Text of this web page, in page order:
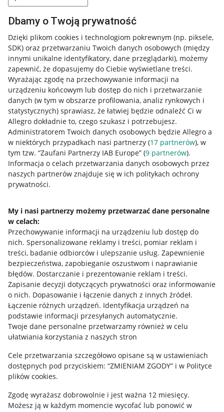
Dbamy o Twoją prywatność
Dzięki plikom cookies i technologiom pokrewnym (np. piksele,
SDK) oraz przetwarzaniu Twoich danych osobowych (między
innymi unikalne identyfikatory, dane przeglądarki), możemy
zapewnić, że dopasujemy do Ciebie wyświetlane treści.
Wyrażając zgodę na przechowywanie informacji na
urządzeniu końcowym lub dostęp do nich i przetwarzanie
danych (w tym w obszarze profilowania, analiz rynkowych i
statystycznych) sprawiasz, że łatwiej będzie odnaleźć Ci w
Allegro dokładnie to, czego szukasz i potrzebujesz.
Administratorem Twoich danych osobowych będzie Allegro a
w niektórych przypadkach nasi partnerzy (17 partnerów), w
tym tzw. “Zaufani Partnerzy IAB Europe” (9 partnerów).
Informacja o celach przetwarzania danych osobowych przez
naszych partnerów znajduje się w ich politykach ochrony
prywatności.
My i nasi partnerzy możemy przetwarzać dane personalne
w celach:
Przechowywanie informacji na urządzeniu lub dostęp do
nich. Spersonalizowane reklamy i treści, pomiar reklam i
treści, badanie odbiorców i ulepszanie usług. Zapewnienie
bezpieczeństwa, zapobieganie oszustwom i naprawianie
błędów. Dostarczanie i prezentowanie reklam i treści.
Zapisanie decyzji dotyczących prywatności oraz informowanie
o nich. Dopasowanie i łączenie danych z innych źródeł.
Łączenie różnych urządzeń. Identyfikacja urządzeń na
podstawie informacji przesyłanych automatycznie.
Twoje dane personalne przetwarzamy również w celu
ułatwiania korzystania z naszych stron
Cele przetwarzania szczegółowo opisane są w ustawieniach
dostępnych pod przyciskiem: “ZMIENIAM ZGODY” i w Polityce
plików cookies.
Zgodę wyrażasz dobrowolnie i jest ważna 12 miesięcy.
Możesz ją w każdym momencie wycofać lub ponowić w
Przydatne informacje
Jak to działa
Allegro Gadane dla sprzedających
Allegro Gadane dla kupujących
Mapa miejscowości
Informacje prawne
Regulamin
Polityka plików "cookies"
Ustawienia plików "cookies"
Udostępnianie lokalizacji
Informacje dla Aktu o Usługach Cyfrowych
Pobierz aplikację